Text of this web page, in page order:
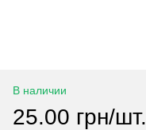
В наличии
25.00 грн/шт.